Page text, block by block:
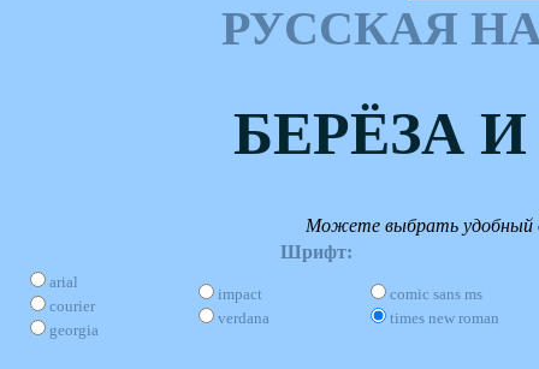
РУССКАЯ
БЕРЁЗА
Можете выбрать удобный
Шрифт:
arial
courier
georgia
impact
verdana
comic sans ms
times new roman